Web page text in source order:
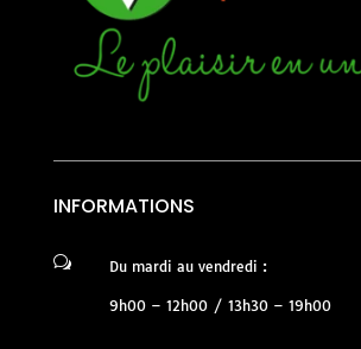
INFORMATIONS
w Du mardi au vendredi :
9h00 – 12h00 / 13h30 – 19h00